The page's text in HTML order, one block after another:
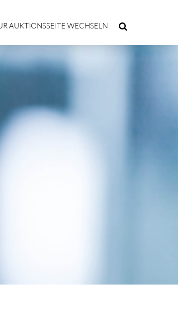
AUKTIONSSEITE WECHSELN